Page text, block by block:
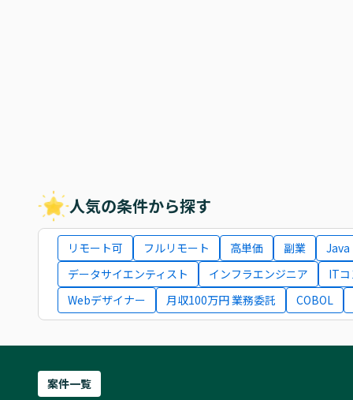
人気の条件から探す
リモート可 フルリモート 高単価 副業
Java
データサイエンティスト
インフラエンジニア
IT
Webデザイナー
月収100万円 業務委託 COBOL
案件一覧